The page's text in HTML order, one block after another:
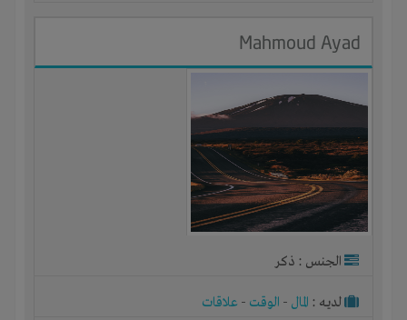
Mahmoud Ayad
الجنس : ذكر
لديـه : المال - الوقت - علاقات